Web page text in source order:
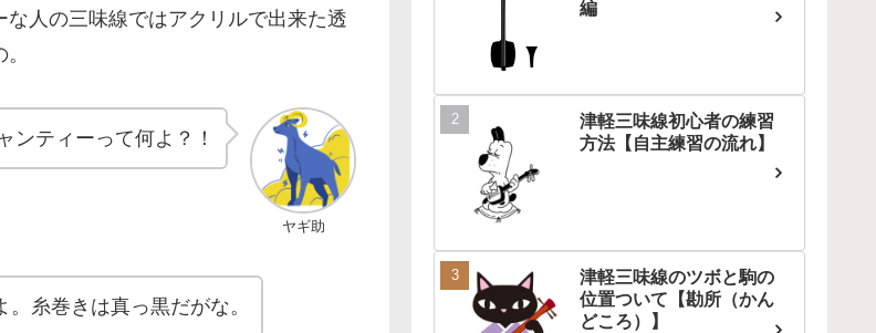
人の三味線ではアクリルで出来た透
ヤギ助
ンティーって何よ？！
糸巻きは真っ黒だがな。
編
津軽三味線初心者の練習
方法【自主練習の流れ】
津軽三味線のツボと駒の
位置ついて【勘所（かん
どころ）】